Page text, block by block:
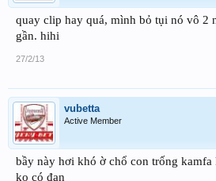
quay clip hay quá, mình bỏ tụi nó vô 2
gần. hihi
27/2/13
vubetta
Active Member
bầy này hơi khó ờ chổ con trống kamfa
ko có đạn